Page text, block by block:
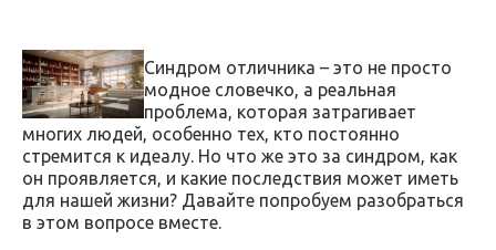
Синдром отличника – это не просто
модное словечко, а реальная
проблема, которая затрагивает
многих людей, особенно тех, кто постоянно
стремится к идеалу. Но что же это за синдром, как
он проявляется, и какие последствия может иметь
для нашей жизни? Давайте попробуем разобраться
в этом вопросе вместе.